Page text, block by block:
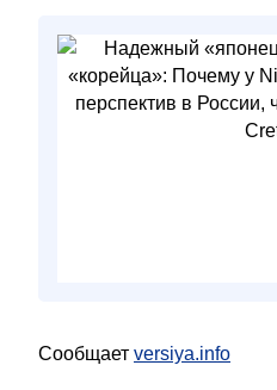
Сообщает versiya.info